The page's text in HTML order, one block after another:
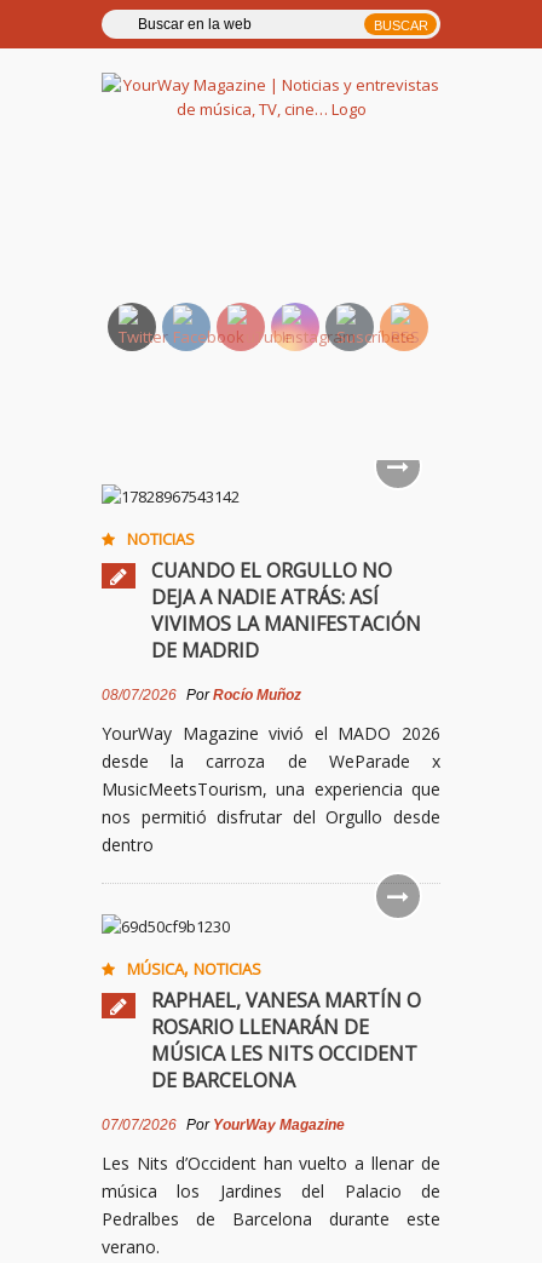
NOTICIAS
CUANDO EL ORGULLO NO
DEJA A NADIE ATRÁS: ASÍ
VIVIMOS LA MANIFESTACIÓN
DE MADRID
08/07/2026 PorRocío Muñoz
YourWay Magazine vivió el MADO 2026
desde la carroza de WeParade x
MusicMeetsTourism, una experiencia que
nos permitió disfrutar del Orgullo desde
dentro
MÚSICA, NOTICIAS
RAPHAEL, VANESA MARTÍN O
ROSARIO LLENARÁN DE
MÚSICA LES NITS OCCIDENT
DE BARCELONA
07/07/2026 Por YourWay Magazine
Les Nits d’Occident han vuelto a llenar de
música los Jardines del Palacio de
Pedralbes de Barcelona durante este
verano.